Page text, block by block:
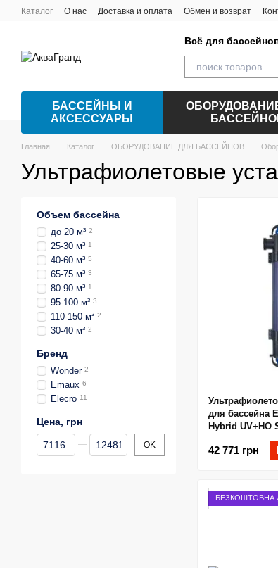
Перейти к основному контенту
Каталог О нас Доставка и оплата Обмен и возврат
Всё для
БАССЕЙНЫ И
АКСЕССУАРЫ
Главная Каталог ОБОРУДОВАНИЕ ДЛЯ БАССЕЙНОВ
Ультрафиолетовые
для бассейна
Hybrid UV+HO
42 771 грн
БЕЗКОШТОВНА
Объем бассейна
до 20 м³ 2
25-30 м³ 1
40-60 м³ 5
65-75 м³ 3
80-90 м³ 1
95-100 м³ 3
110-150 м³ 2
30-40 м³ 2
Бренд
Wonder 2
Emaux 6
Elecro 11
Цена, грн
От Цена, грн
До Цена, грн OK